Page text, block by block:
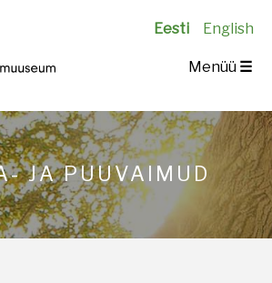
Eesti English
Menüü ☰
JA PUUVAIMUD